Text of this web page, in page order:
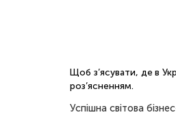
Щоб з’ясувати, де в
роз’ясненням.
Успішна світова